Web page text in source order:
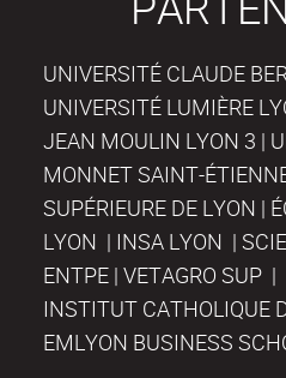
UNIVERSITÉ CLAUDE
UNIVERSITÉ LUMIÈRE
JEAN MOULIN LYON 3 |
MONNET SAINT-
SUPÉRIEURE DE LYON |
LYON | INSA LYON |
ENTPE | VETAGRO SUP |
INSTITUT CATHOLIQUE
EMLYON BUSINESS